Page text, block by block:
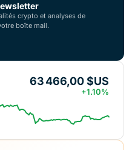
crypto et analyses de
boîte mail.
63 466,00 $US
+1.10%